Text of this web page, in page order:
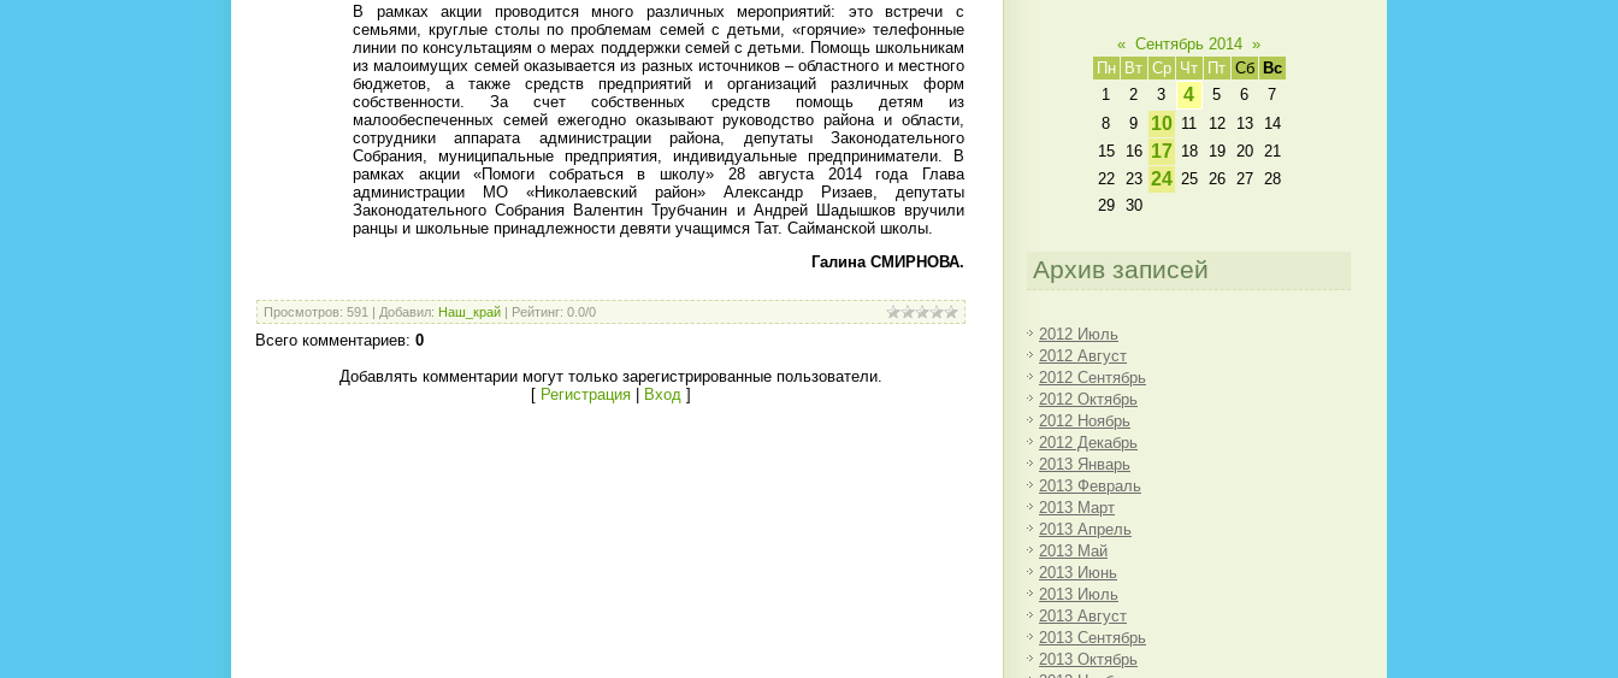
В рамках акции проводится много различных мероприятий: это встречи с
семьями, круглые столы по проблемам семей с детьми, «горячие» телефонные
линии по консультациям о мерах поддержки семей с детьми. Помощь школьникам
из малоимущих семей оказывается из разных источников – областного и местного
бюджетов, а также средств предприятий и организаций различных форм
собственности. За счет собственных средств помощь детям из
малообеспеченных семей ежегодно оказывают руководство района и области,
сотрудники аппарата администрации района, депутаты Законодательного
Собрания, муниципальные предприятия, индивидуальные предприниматели. В
рамках акции «Помоги собраться в школу» 28 августа 2014 года Глава
администрации МО «Николаевский район» Александр Ризаев, депутаты
Законодательного Собрания Валентин Трубчанин и Андрей Шадышков вручили
ранцы и школьные принадлежности девяти учащимся Тат. Сайманской школы.
Галина СМИРНОВА.
Просмотров: 591 Добавил: Наш_край Рейтинг: 0.0/0
Всего комментариев: 0
Добавлять комментарии могут только зарегистрированные пользователи.
[ Регистрация Вход ]
« Сентябрь 2014 »
Пн
Вт Ср Чт Пт Сб
Вс
1
2 3 4 5 6
7
8
9 10 11 12 13
14
15
16 17 18 19 20
21
22
23 24 25 26 27
28
29
30
Архив записей
2012 Июль
2012 Август
2012 Сентябрь
2012 Октябрь
2012 Ноябрь
2012 Декабрь
2013 Январь
2013 Февраль
2013 Март
2013 Апрель
2013 Май
2013 Июнь
2013 Июль
2013 Август
2013 Сентябрь
2013 Октябрь